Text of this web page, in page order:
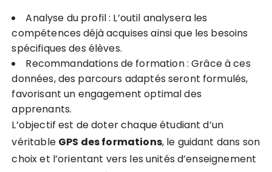
Analyse du profil : L’outil analysera les
compétences déjà acquises ainsi que les besoins
spécifiques des élèves.
Recommandations de formation : Grâce à ces
données, des parcours adaptés seront formulés,
favorisant un engagement optimal des
apprenants.
L’objectif est de doter chaque étudiant d’un
véritable GPS desformations, le guidant dans son
choix et l’orientant vers les unités d’enseignement